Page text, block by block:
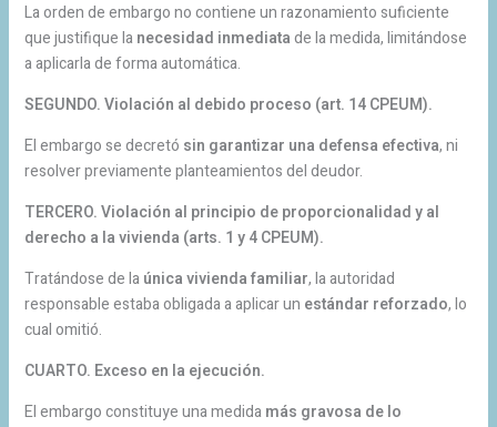
La orden de embargo no contiene un razonamiento suficiente
que justifique lanecesidad inmediatade la medida, limitándose
a aplicarla de forma automática.
SEGUNDO. Violación al debido proceso (art. 14 CPEUM).
El embargo se decretó sin garantizar una defensa efectiva, ni
resolver previamente planteamientos del deudor.
TERCERO. Violación al principio de proporcionalidad y al
derecho a la vivienda (arts. 1 y 4 CPEUM).
Tratándose de laúnica vivienda familiar, la autoridad
responsable estaba obligada a aplicar un estándar reforzado, lo
cual omitió.
CUARTO. Exceso en la ejecución.
El embargo constituye una medidamás gravosa de lo